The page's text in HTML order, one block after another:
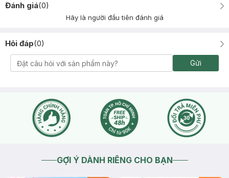
Đánh giá(0)
Hãy là người đầu tiên đánh giá
Hỏi đáp(0)
Gửi
GỢI Ý DÀNH RIÊNG CHO BẠN